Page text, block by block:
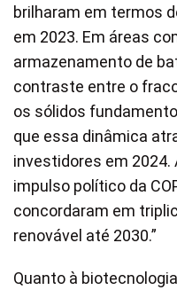
brilharam em termos
em 2023. Em áreas
armazenamento de
contraste entre o
os sólidos
que essa dinâmica
investidores em
impulso político da
concordaram em
renovável até 2030.”
Quanto à